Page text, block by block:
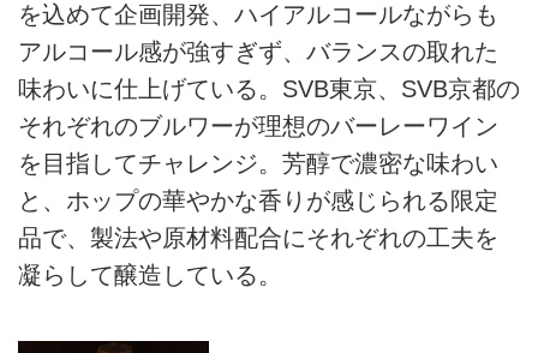
を込めて企画開発、ハイアルコールながらも
アルコール感が強すぎず、バランスの取れた
味わいに仕上げている。SVB東京、SVB京都の
それぞれのブルワーが理想のバーレーワイン
を目指してチャレンジ。芳醇で濃密な味わい
と、ホップの華やかな香りが感じられる限定
品で、製法や原材料配合にそれぞれの工夫を
凝らして醸造している。